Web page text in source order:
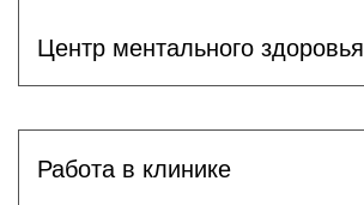
Центр ментального здоровья
Работа в клинике